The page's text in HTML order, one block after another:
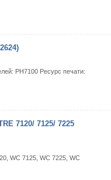
PH7100 Ресурс печати:
7120/ 7125/ 7225
WC 7125, WC 7225, WC